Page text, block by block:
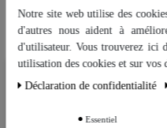
Accessoires
Articles similaires
essentiels, tandis que d’autres
Notre site web utilise des
d'autres nous aident à
d'utilisateur. Vous trouverez ici
utilisation des cookies et sur
Déclaration de confidentialité
Essentiel